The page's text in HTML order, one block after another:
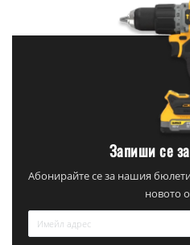
Запиши се
Абонирайте се за нашия
новото